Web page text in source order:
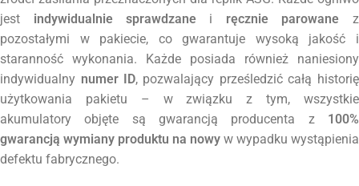
jest indywidualnie sprawdzane i ręcznie parowane z
pozostałymi w pakiecie, co gwarantuje wysoką jakość i
staranność wykonania. Każde posiada również naniesiony
indywidualny numer ID, pozwalający prześledzić całą historię
użytkowania pakietu – w związku z tym, wszystkie
akumulatory objęte są gwarancją producenta z 100%
gwarancją wymiany produktu na nowy w wypadku wystąpienia
defektu fabrycznego.